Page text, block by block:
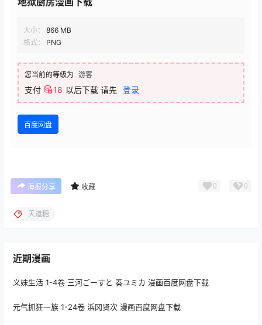
大小：
866 MB
格式：
PNG
您当前的等级为 游客
支付 18 以后下载 请先 登录
百度网盘
海报分享 收藏 0 0
天道糖
近期漫画
义妹生活 1-4卷 三河ごーすと 奏ユミカ 漫画百度网盘下载
元气抓狂一族 1-24卷 浜冈贤次 漫画百度网盘下载